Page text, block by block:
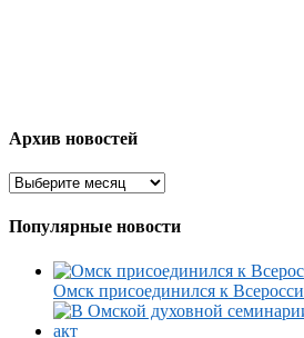
Архив новостей
Популярные новости
Омск присоединился к